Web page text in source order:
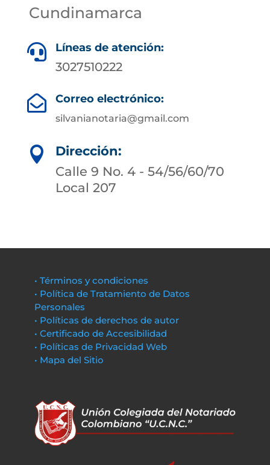
Cundinamarca
 Líneas de atención:
3027510222
 Correo electrónico:
silvanianotaria@gmail.com

Dirección:
Calle 9 No. 4 - 54/56/60/70
Local 207
• Términos y condiciones
• Política de Tratamiento de Datos
Personales
• Políticas de derechos de autor
• Certificado de Accesibilidad
• Políticas de Privacidad Web
• Mapa del Sitio